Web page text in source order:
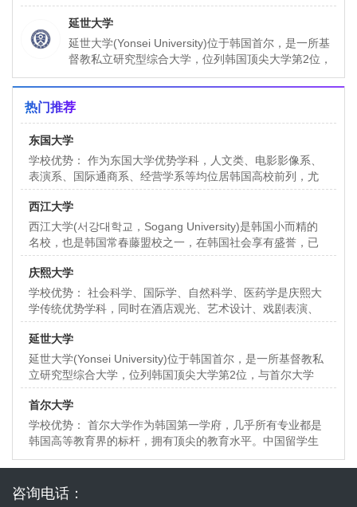
戏剧表演、后现代音乐、管理学、经济学、医学、新闻
信息
延世大学
延世大学(Yonsei University)位于韩国首尔，是一所基
督教私立研究型综合大学，位列韩国顶尖大学第2位，
与首尔大学(Seoul National U
热门推荐
东国大学
学校优势： 作为东国大学优势学科，人文类、电影影像系、
表演系、国际通商系、经营学系等均位居韩国高校前列，尤
其以新闻传媒、演艺界和文化界名人辈出的戏
西江大学
西江大学(서강대학교，Sogang University)是韩国小而精的
名校，也是韩国常春藤盟校之一，在韩国社会享有盛誉，已
加入亚洲基督教大学协会(ACUCA)
庆熙大学
学校优势： 社会科学、国际学、自然科学、医药学是庆熙大
学传统优势学科，同时在酒店观光、艺术设计、戏剧表演、
后现代音乐、管理学、经济学、医学、新闻信息
延世大学
延世大学(Yonsei University)位于韩国首尔，是一所基督教私
立研究型综合大学，位列韩国顶尖大学第2位，与首尔大学
(Seoul National U
首尔大学
学校优势： 首尔大学作为韩国第一学府，几乎所有专业都是
韩国高等教育界的标杆，拥有顶尖的教育水平。中国留学生
比较关心的热门留学专业包括：MBA、法律
咨询电话：